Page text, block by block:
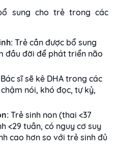
sung cho trẻ trong các
Trẻ cần được bổ sung
đầu đời để phát triển não
Bác sĩ sẽ kê DHA trong các
nói, khó đọc, tự kỷ,
Trẻ sinh non (thai <37
<29 tuần, có nguy cơ suy
cao hơn so với trẻ sinh đủ